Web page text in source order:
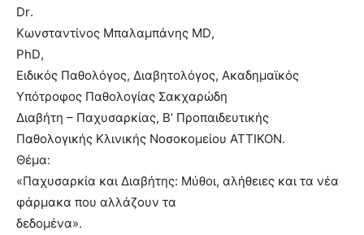
Dr.
Κωνσταντίνος Μπαλαμπάνης MD,
PhD,
Ειδικός Παθολόγος, Διαβητολόγος, Ακαδημαϊκός
Υπότροφος Παθολογίας Σακχαρώδη
Διαβήτη – Παχυσαρκίας, Β’ Προπαιδευτικής
Παθολογικής Κλινικής Νοσοκομείου ΑΤΤΙΚΟΝ.
Θέμα:
«Παχυσαρκία και Διαβήτης: Μύθοι, αλήθειες και τα νέα
φάρμακα που αλλάζουν τα
δεδομένα».